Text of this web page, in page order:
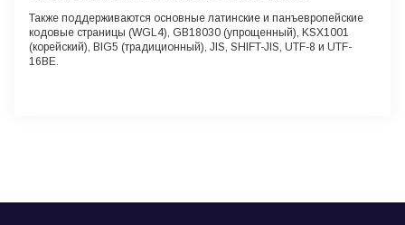
Также поддерживаются основные латинские и панъевропейские
кодовые страницы (WGL4), GB18030 (упрощенный), KSX1001
(корейский), BIG5 (традиционный), JIS, SHIFT-JIS, UTF-8 и UTF-
16BE.